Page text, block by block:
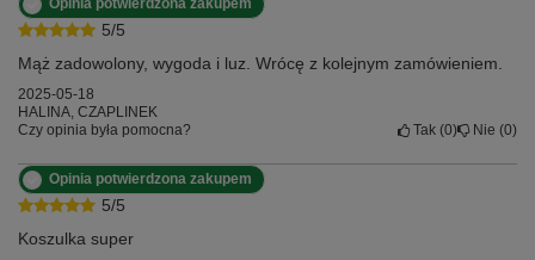
5/5
Opinia potwierdzona zakupem
Mąż zadowolony, wygoda i luz. Wrócę z kolejnym zamówieniem.
2025-05-18
HALINA, CZAPLINEK
Czy opinia była pomocna?
Tak 0 Nie 0
5/5
Opinia potwierdzona zakupem
Koszulka super